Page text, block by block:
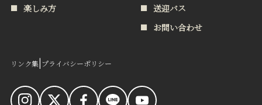
楽しみ方
送迎バス
お問い合わせ
リンク集|プライバシーポリシー